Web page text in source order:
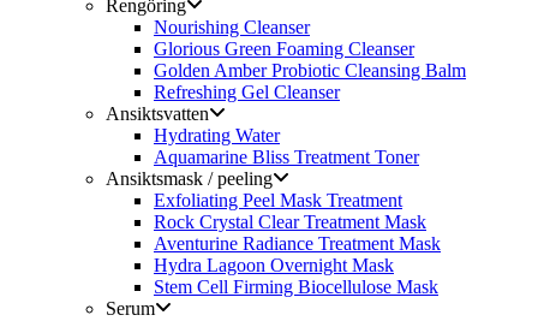
Rengöring
Nourishing Cleanser
Glorious Green Foaming Cleanser
Golden Amber Probiotic Cleansing Balm
Refreshing Gel Cleanser
Ansiktsvatten
Hydrating Water
Aquamarine Bliss Treatment Toner
Ansiktsmask / peeling
Exfoliating Peel Mask Treatment
Rock Crystal Clear Treatment Mask
Aventurine Radiance Treatment Mask
Hydra Lagoon Overnight Mask
Stem Cell Firming Biocellulose Mask
Serum